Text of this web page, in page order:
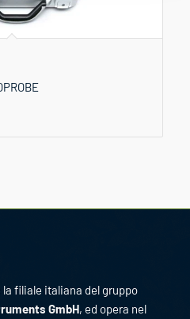
la filiale italiana del gruppo
GmbH, ed opera nel